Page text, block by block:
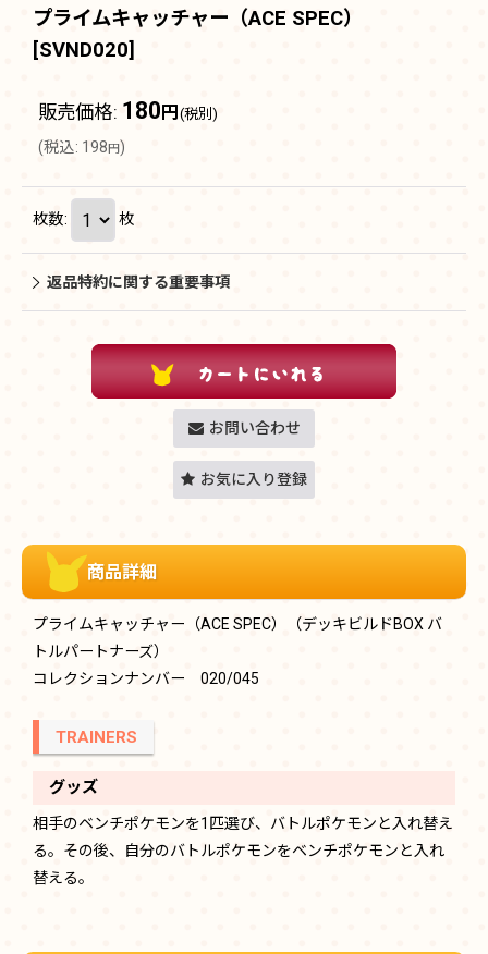
プライムキャッチャー（ACE SPEC）
[SVND020]
販売価格: 180 円 (税別)
(税込: 198 円)
枚数: 枚
返品特約に関する重要事項
お問い合わせ
お気に入り登録
商品詳細
プライムキャッチャー（ACE SPEC）（デッキビルドBOX バ
トルパートナーズ）
コレクションナンバー 020/045
TRAINERS
グッズ
相手のベンチポケモンを1匹選び、バトルポケモンと入れ替え
る。その後、自分のバトルポケモンをベンチポケモンと入れ
替える。